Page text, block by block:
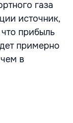
газа
источник,
прибыль
примерно
в